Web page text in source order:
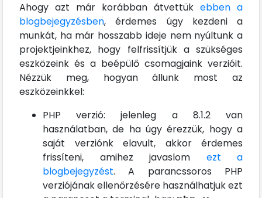
Ahogy azt már korábban átvettük ebben a
blogbejegyzésben, érdemes úgy kezdeni a
munkát, ha már hosszabb ideje nem nyúltunk a
projektjeinkhez, hogy felfrissítjük a szükséges
eszközeink és a beépülő csomagjaink verzióit.
Nézzük meg, hogyan állunk most az
eszközeinkkel:
PHP verzió: jelenleg a 8.1.2 van
használatban, de ha úgy érezzük, hogy a
saját verziónk elavult, akkor érdemes
frissíteni, amihez javaslom ezt a
blogbejegyzést. A parancssoros PHP
verziójának ellenőrzésére használhatjuk ezt